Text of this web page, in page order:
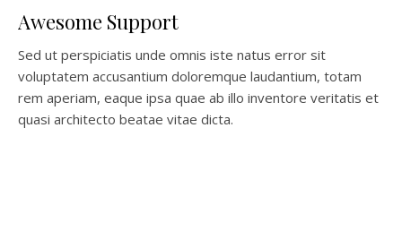
Awesome Support
Sed ut perspiciatis unde omnis iste natus error sit
voluptatem accusantium doloremque laudantium, totam
rem aperiam, eaque ipsa quae ab illo inventore veritatis et
quasi architecto beatae vitae dicta.